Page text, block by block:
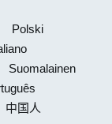
Polski
Suomalainen
中国人